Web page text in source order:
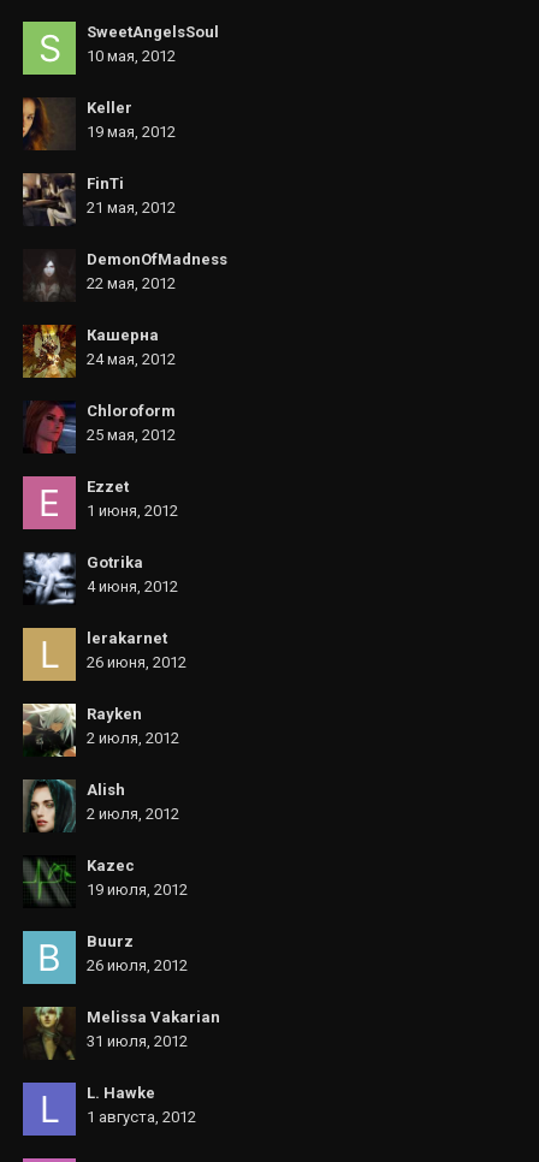
SweetAngelsSoul
10 мая, 2012
Keller
19 мая, 2012
FinTi
21 мая, 2012
DemonOfMadness
22 мая, 2012
Кашерна
24 мая, 2012
Chloroform
25 мая, 2012
Ezzet
1 июня, 2012
Gotrika
4 июня, 2012
lerakarnet
26 июня, 2012
Rayken
2 июля, 2012
Alish
2 июля, 2012
Kazec
19 июля, 2012
Buurz
26 июля, 2012
Melissa Vakarian
31 июля, 2012
L. Hawke
1 августа, 2012